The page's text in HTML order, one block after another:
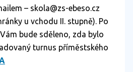
– skola@zs-ebeso.cz
u vchodu II. stupně). Po
bude sděleno, zda bylo
turnus příměstského